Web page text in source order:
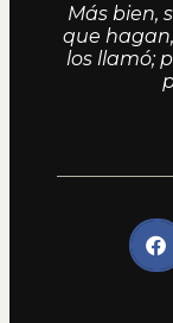
Más bien,
que
los llamó;